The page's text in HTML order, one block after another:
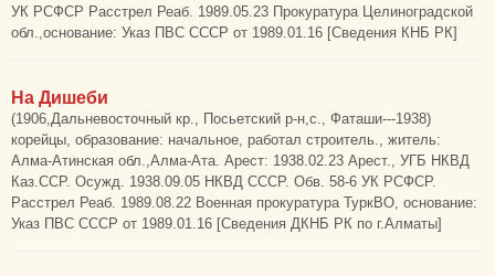
УК РСФСР Расстрел Реаб. 1989.05.23 Прокуратура Целиноградской
обл.,основание: Указ ПВС СССР от 1989.01.16 [Сведения КНБ РК]
На Дишеби
(1906,Дальневосточный кр., Посьетский р-н,с., Фаташи---1938)
корейцы, образование: начальное, работал строитель., житель:
Алма-Атинская обл.,Алма-Ата. Арест: 1938.02.23 Арест., УГБ НКВД
Каз.ССР. Осужд. 1938.09.05 НКВД СССР. Обв. 58-6 УК РСФСР.
Расстрел Реаб. 1989.08.22 Военная прокуратура ТуркВО, основание:
Указ ПВС СССР от 1989.01.16 [Сведения ДКНБ РК по г.Алматы]